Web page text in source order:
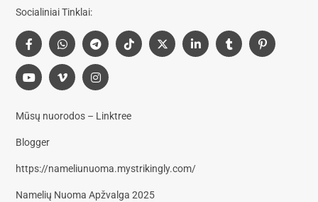
Socialiniai Tinklai:
Mūsų nuorodos – Linktree
Blogger
https://nameliunuoma.mystrikingly.com/
Namelių Nuoma Apžvalga 2025